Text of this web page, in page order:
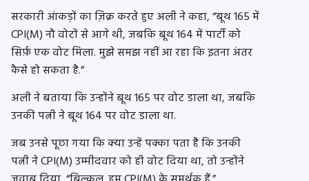
सरकारी आंकड़ों का ज़िक्र करते हुए अली ने कहा, “बूथ 165 में
CPI(M) नौ वोटों से आगे थी, जबकि बूथ 164 में पार्टी को
सिर्फ़ एक वोट मिला. मुझे समझ नहीं आ रहा कि इतना अंतर
कैसे हो सकता है.”
अली ने बताया कि उन्होंने बूथ 165 पर वोट डाला था, जबकि
उनकी पत्नी ने बूथ 164 पर वोट डाला था.
जब उनसे पूछा गया कि क्या उन्हें पक्का पता है कि उनकी
पत्नी ने CPI(M) उम्मीदवार को ही वोट दिया था, तो उन्होंने